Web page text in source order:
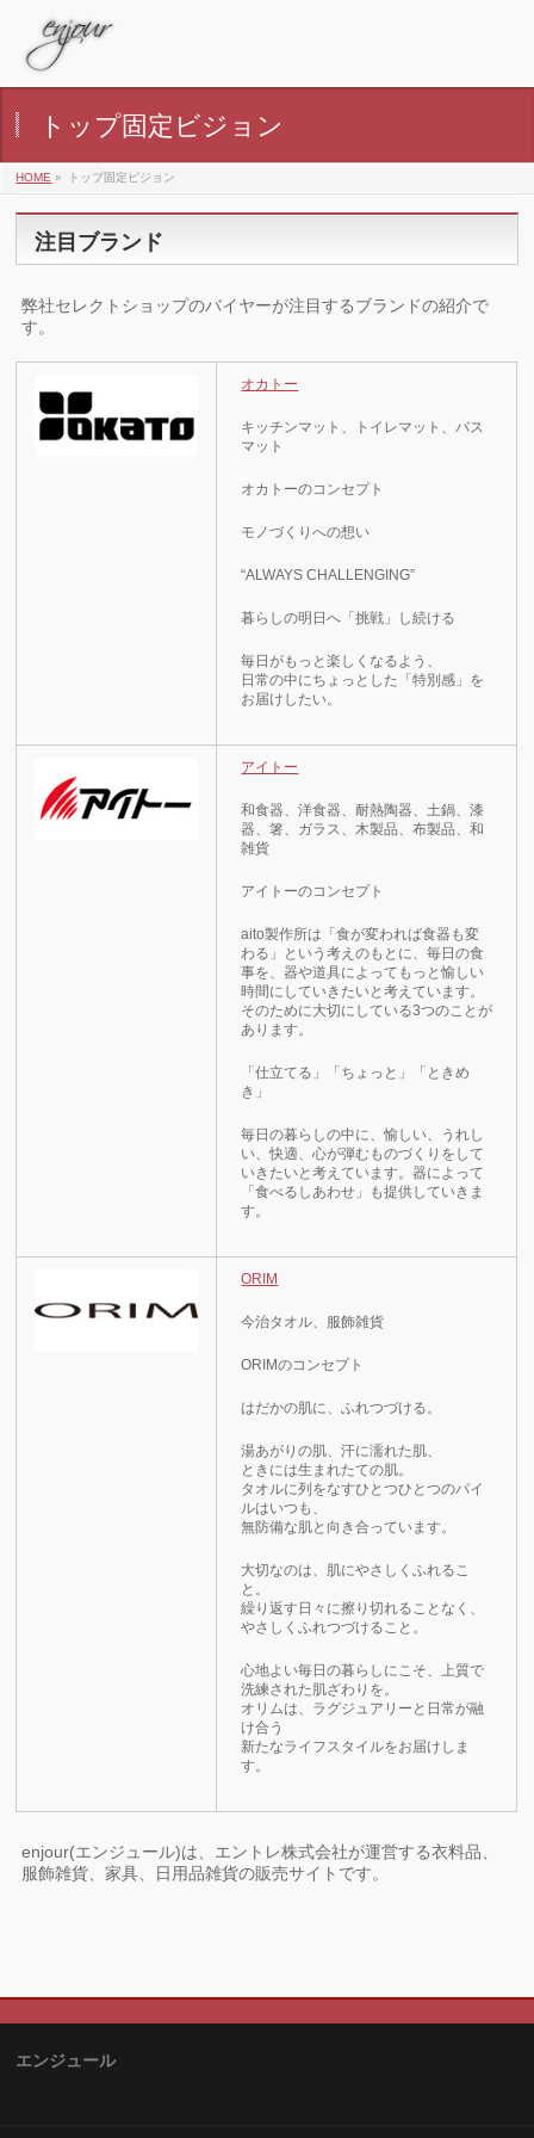
トップ固定ビジョン
HOME » トップ固定ビジョン
注目ブランド
弊社セレクトショップのバイヤーが注目するブランドの紹介で
す。
オカトー
キッチンマット、トイレマット、バス
マット
オカトーのコンセプト
モノづくりへの想い
“ALWAYS CHALLENGING”
暮らしの明日へ「挑戦」し続ける
毎日がもっと楽しくなるよう、
日常の中にちょっとした「特別感」を
お届けしたい。
アイトー
和食器、洋食器、耐熱陶器、土鍋、漆
器、箸、ガラス、木製品、布製品、和
雑貨
アイトーのコンセプト
aito製作所は「食が変われば食器も変
わる」という考えのもとに、毎日の食
事を、器や道具によってもっと愉しい
時間にしていきたいと考えています。
そのために大切にしている3つのことが
あります。
「仕立てる」「ちょっと」「ときめ
き」
毎日の暮らしの中に、愉しい、うれし
い、快適、心が弾むものづくりをして
いきたいと考えています。器によって
「食べるしあわせ」も提供していきま
す。
ORIM
今治タオル、服飾雑貨
ORIMのコンセプト
はだかの肌に、ふれつづける。
湯あがりの肌、汗に濡れた肌、
ときには生まれたての肌。
タオルに列をなすひとつひとつのパイ
ルはいつも、
無防備な肌と向き合っています。
大切なのは、肌にやさしくふれるこ
と。
繰り返す日々に擦り切れることなく、
やさしくふれつづけること。
心地よい毎日の暮らしにこそ、上質で
洗練された肌ざわりを。
オリムは、ラグジュアリーと日常が融
け合う
新たなライフスタイルをお届けしま
す。
enjour(エンジュール)は、エントレ株式会社が運営する衣料品、
服飾雑貨、家具、日用品雑貨の販売サイトです。
エンジュール